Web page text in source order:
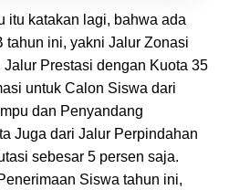
itu katakan lagi, bahwa ada
tahun ini, yakni Jalur Zonasi
Prestasi dengan Kuota 35
untuk Calon Siswa dari
dan Penyandang
Juga dari Jalur Perpindahan
sebesar 5 persen saja.
Siswa tahun ini,